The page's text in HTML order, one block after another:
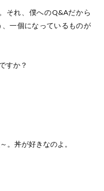
それ、僕へのQ&Aだから
一個になっているものが
すか？
。丼が好きなのよ。